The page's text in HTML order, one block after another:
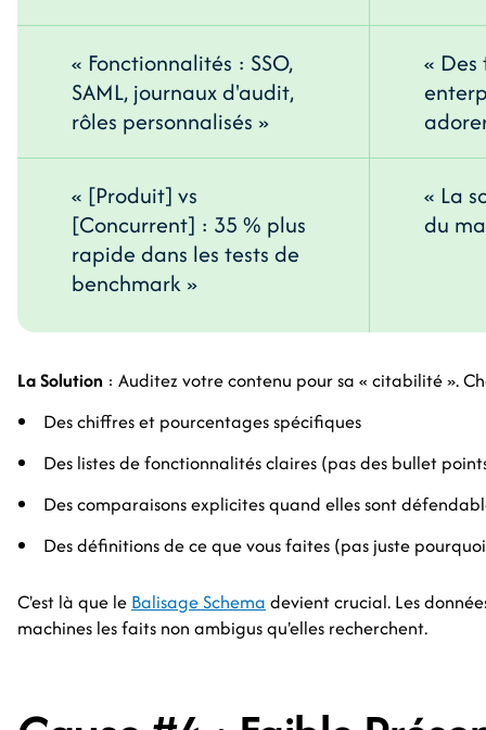
« Fonctionnalités : SSO,
SAML, journaux d'audit,
rôles personnalisés »
«
« [Produit] vs
[Concurrent] : 35 % plus
rapide dans les tests de
benchmark »
« La
du
La Solution : Auditez votre contenu pour sa « citabilité ».
Des chiffres et pourcentages spécifiques
Des listes de fonctionnalités claires (pas des bullet
Des comparaisons explicites quand elles sont
Des définitions de ce que vous faites (pas juste
C'est là que le Balisage Schema devient crucial. Les
machines les faits non ambigus qu'elles recherchent.